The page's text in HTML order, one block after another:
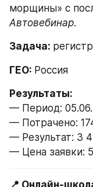
Автовебинар.
Задача:
ГЕО: Россия
— Период:
— Потрачено:
— Результат: 3
— Цена заявки:
📍 Онлайн-